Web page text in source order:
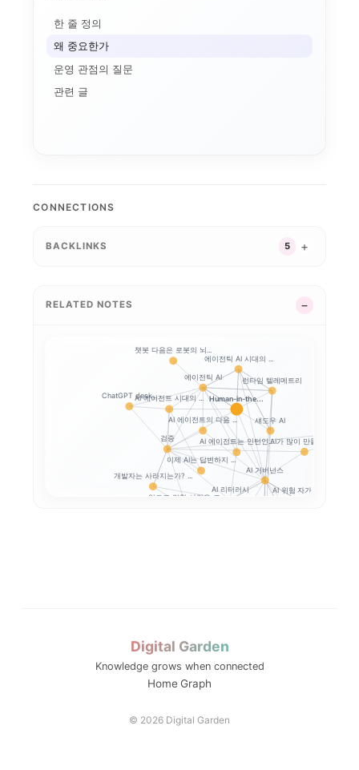
한 줄 정의
왜 중요한가
운영 관점의 질문
관련 글
CONNECTIONS
BACKLINKS 5
RELATED NOTES
AI 거버넌스
AI 리터러시 AI 위험 자가진단
에이전틱 AI 시대의 ...
에이전틱 AI
Human-in-the...
런타임 텔레메트리
섀도우 AI
연구용 AI 워크스테이...
CUDA
개발자는 사라지는가? ...
AI 에이전트 시대의 ...
검증
ChatGPT desk...
앞으로 강한 사람은 코...
AI가 많이 만들수록,...
AI 에이전트의 다음 ...
이제 AI는 답변하지 ...
AI 에이전트는 인턴인...
챗봇 다음은 로봇의 뇌...
Digital Garden
Knowledge grows when connected
HomeGraph
© 2026 Digital Garden